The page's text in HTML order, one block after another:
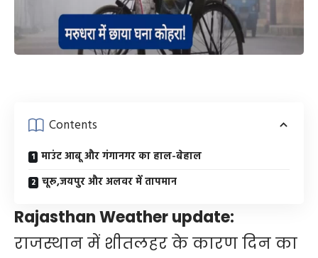
Contents
माउंट आबू और गंगानगर का हाल-बेहाल
चूरू,जयपुर और अलवर में तापमान
Rajasthan Weather update:
राजस्थान में शीतलहर के कारण दिन का